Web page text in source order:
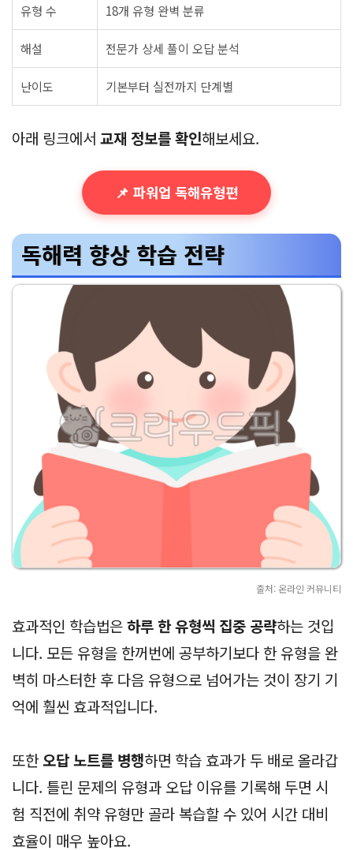
유형 수 18개 유형 완벽 분류
해설 전문가 상세 풀이 오답 분석
난이도 기본부터 실전까지 단계별
아래 링크에서 교재 정보를 확인해보세요.
📌 파워업 독해유형편
독해력 향상 학습 전략
출처: 온라인 커뮤니티
효과적인 학습법은하루 한 유형씩 집중 공략하는 것입
니다. 모든 유형을 한꺼번에 공부하기보다 한 유형을 완
벽히 마스터한 후 다음 유형으로 넘어가는 것이 장기 기
억에 훨씬 효과적입니다.
또한오답 노트를 병행하면 학습 효과가 두 배로 올라갑
니다. 틀린 문제의 유형과 오답 이유를 기록해 두면 시
험 직전에 취약 유형만 골라 복습할 수 있어 시간 대비
효율이 매우 높아요.